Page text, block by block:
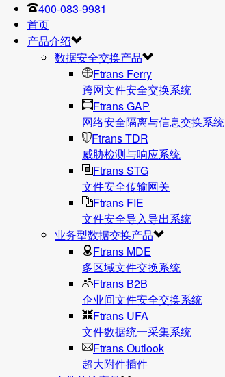
400-083-9981
首页
产品介绍
数据安全交换产品
Ftrans Ferry
跨网文件安全交换系统
Ftrans GAP
网络安全隔离与信息交换系统
Ftrans TDR
威胁检测与响应系统
Ftrans STG
文件安全传输网关
Ftrans FIE
文件安全导入导出系统
业务型数据交换产品
Ftrans MDE
多区域文件交换系统
Ftrans B2B
企业间文件安全交换系统
Ftrans UFA
文件数据统⼀采集系统
Ftrans Outlook
超大附件插件